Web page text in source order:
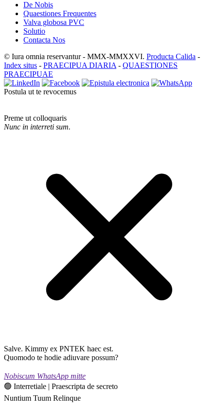
De Nobis
Quaestiones Frequentes
Valva globosa PVC
Solutio
Contacta Nos
© Iura omnia reservantur - MMX-MMXXVI. Producta Calida -
Index situs - PRAECIPUA DIARIA - QUAESTIONES
PRAECIPUAE
Postula ut te revocemus
Preme ut colloquaris
Nunc in interreti sum.
Salve. Kimmy ex PNTEK haec est.
Quomodo te hodie adiuvare possum?
Nobiscum WhatsApp mitte
🟢 Interretiale | Praescripta de secreto
Nuntium Tuum Relinque